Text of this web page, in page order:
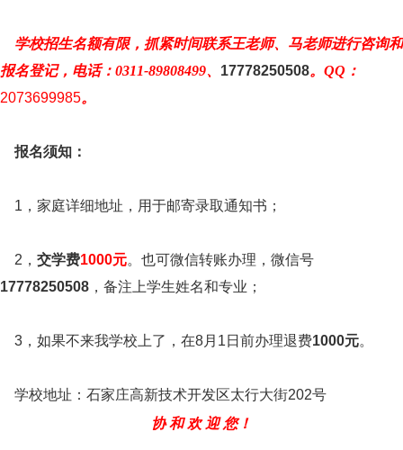
学校招生名额有限，抓紧时间联系王老师、马老师进行咨询和
报名登记，电话：0311-89808499、 17778250508。QQ：
2073699985。
报名须知：
1，家庭详细地址，用于邮寄录取通知书；
2， 交学费1000元。也可微信转账办理，微信号
17778250508 ，备注上学生姓名和专业；
3，如果不来我学校上了，在8月1日前办理退费1000元。
学校地址：石家庄高新技术开发区太行大街202号
协 和 欢 迎 您！